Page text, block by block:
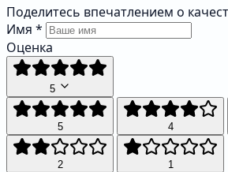
Поделитесь впечатлением о
Имя *
Оценка
5
5 4
2 1